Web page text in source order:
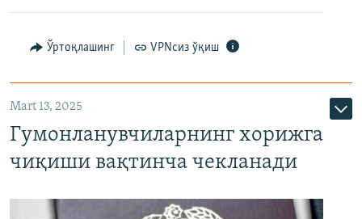
Ўртоқлашинг VPNсиз ўқиш
Mart 13, 2025
Гумонланувчиларнинг хорижга
чиқиши вақтинча чекланади